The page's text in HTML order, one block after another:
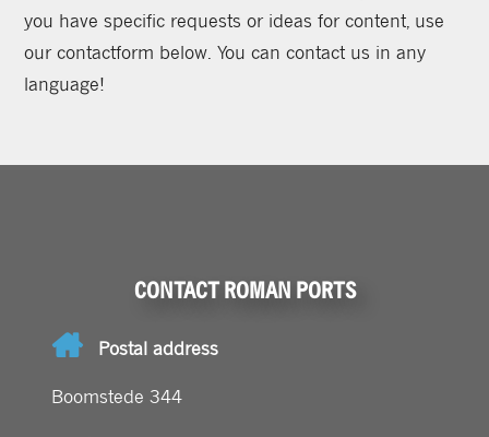
you have specific requests or ideas for content, use
our contactform below. You can contact us in any
language!
CONTACT ROMAN PORTS
Postal address
Boomstede 344